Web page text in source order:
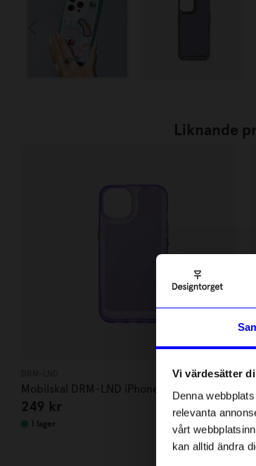
Vi värdesätter
Denna
relevanta
vårt
kan alltid ändra
Liknande
Mobilskal DRM-LND iPhone13/14 Lila
249 kr
I lager